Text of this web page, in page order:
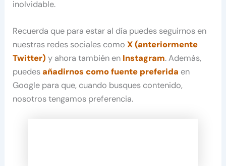
inolvidable.
Recuerda que para estar al día puedes seguirnos en
nuestras redes sociales comoX (anteriormente
Twitter) y ahora también en Instagram. Además,
puedesañadirnos como fuente preferida en
Google para que, cuando busques contenido,
nosotros tengamos preferencia.